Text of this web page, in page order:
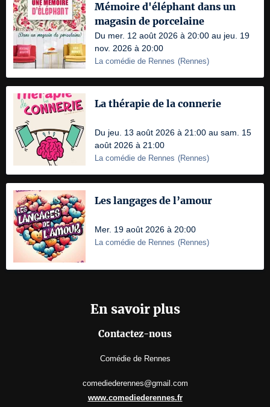
Mémoire d'éléphant dans un
magasin de porcelaine
Du mer. 12 août 2026 à 20:00 au jeu. 19
nov. 2026 à 20:00
La comédie de Rennes (Rennes)
La thérapie de la connerie
Du jeu. 13 août 2026 à 21:00 au sam. 15
août 2026 à 21:00
La comédie de Rennes (Rennes)
Les langages de l’amour
Mer. 19 août 2026 à 20:00
La comédie de Rennes (Rennes)
En savoir plus
Contactez-nous
Comédie de Rennes
comediederennes@gmail.com
www.comediederennes.fr